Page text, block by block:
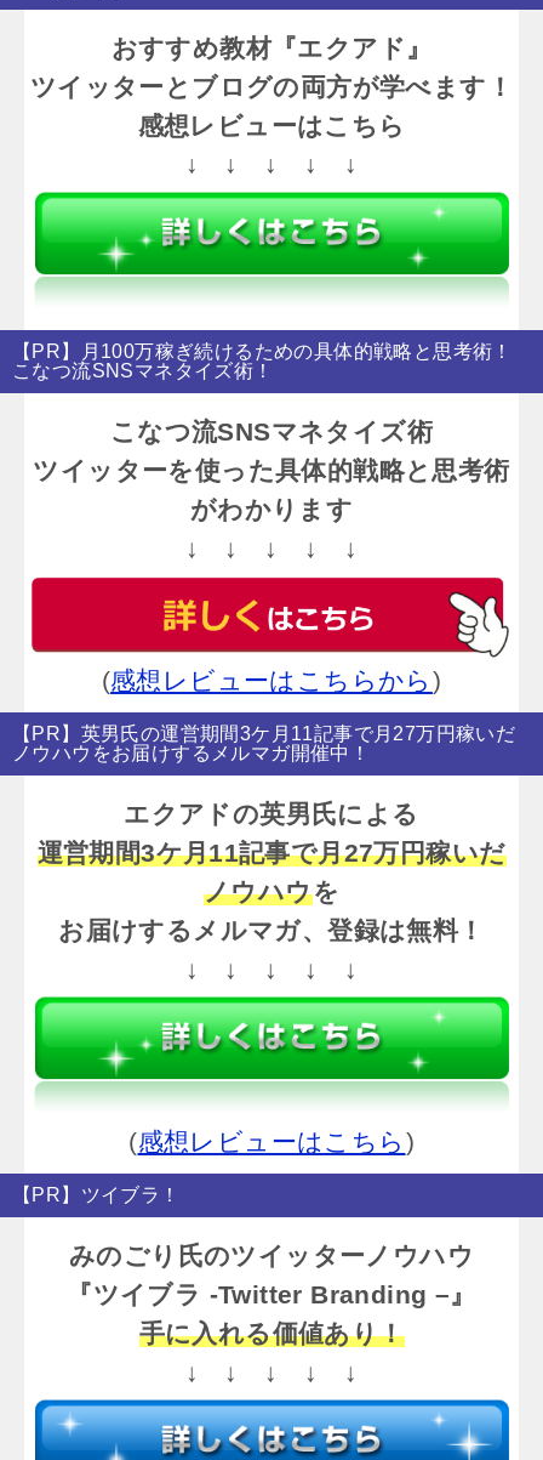
おすすめ教材『エクアド』
ツイッターとブログの両方が学べます！
感想レビューはこちら
↓ ↓ ↓ ↓ ↓
【PR】月100万稼ぎ続けるための具体的戦略と思考術！
こなつ流SNSマネタイズ術！
こなつ流SNSマネタイズ術
ツイッターを使った具体的戦略と思考術
がわかります
↓ ↓ ↓ ↓ ↓
(感想レビューはこちらから )
【PR】英男氏の運営期間3ケ月11記事で月27万円稼いだ
ノウハウをお届けするメルマガ開催中！
エクアドの英男氏による
運営期間3ケ月11記事で月27万円稼いだ
ノウハウを
お届けするメルマガ、登録は無料！
↓ ↓ ↓ ↓ ↓
(感想レビューはこちら )
【PR】ツイブラ！
みのごり氏のツイッターノウハウ
『ツイブラ -Twitter Branding –』
手に入れる価値あり！
↓ ↓ ↓ ↓ ↓